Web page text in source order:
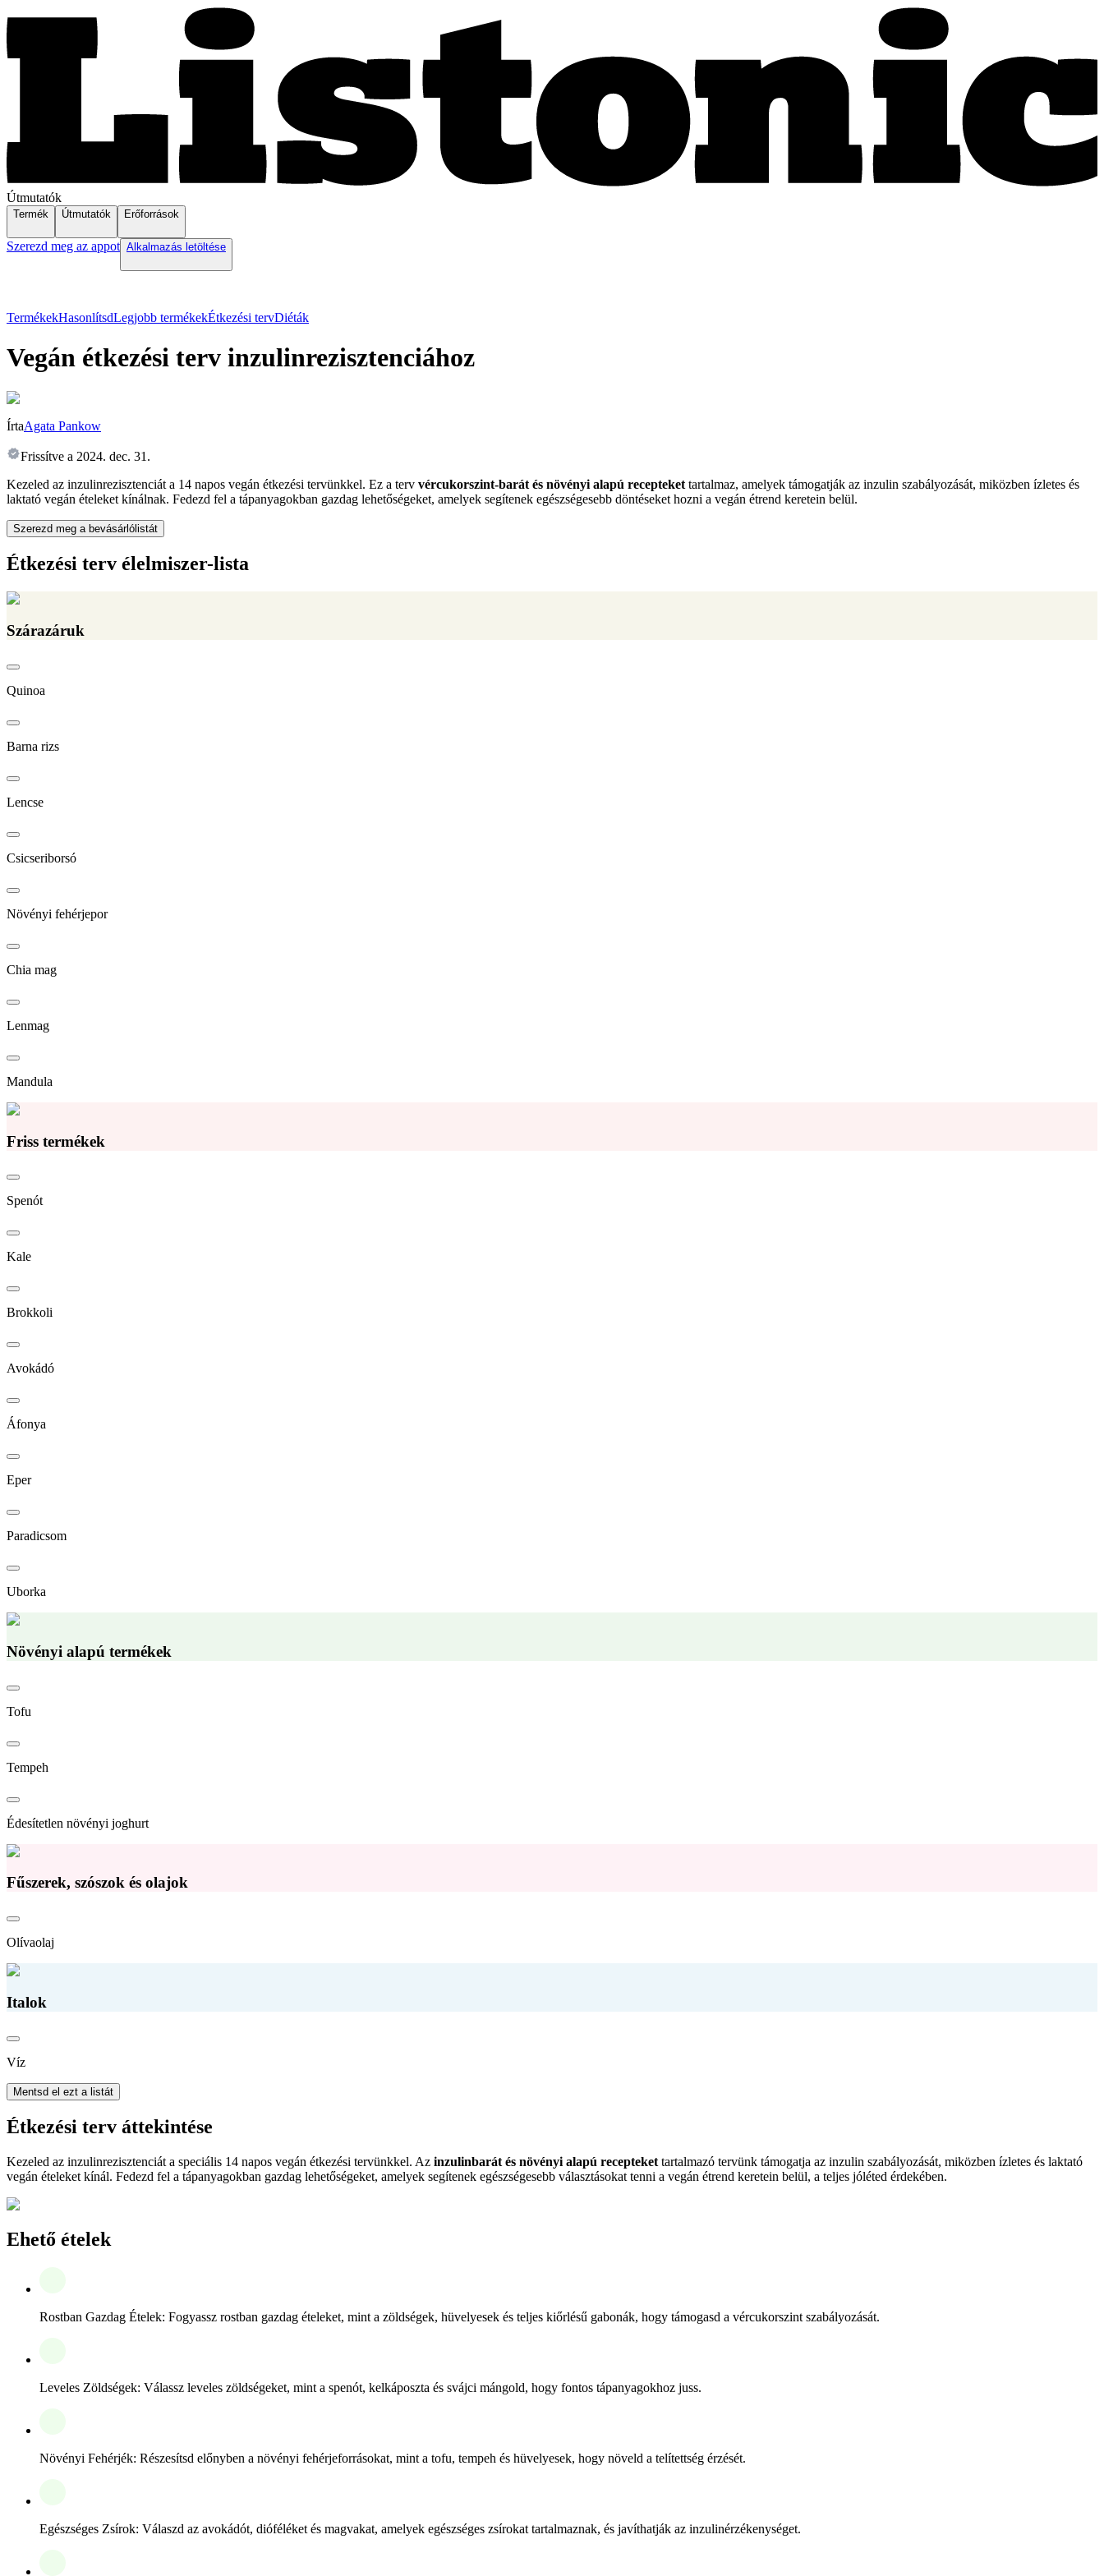
Útmutatók
Termék Útmutatók Erőforrások
Szerezd meg az appot Alkalmazás letöltése
TermékekHasonlítsdLegjobb termékekÉtkezési tervDiéták
Vegán étkezési terv inzulinrezisztenciához
ÍrtaAgata Pankow
Frissítve a 2024. dec. 31.
Kezeled az inzulinrezisztenciát a 14 napos vegán étkezési tervünkkel. Ez a terv vércukorszint-barát és növényi alapú recepteket tartalmaz, amelyek támogatják az inzulin szabályozását, miközben ízletes és
laktató vegán ételeket kínálnak. Fedezd fel a tápanyagokban gazdag lehetőségeket, amelyek segítenek egészségesebb döntéseket hozni a vegán étrend keretein belül.
Szerezd meg a bevásárlólistát
Étkezési terv élelmiszer-lista
Szárazáruk
Quinoa
Barna rizs
Lencse
Csicseriborsó
Növényi fehérjepor
Chia mag
Lenmag
Mandula
Friss termékek
Spenót
Kale
Brokkoli
Avokádó
Áfonya
Eper
Paradicsom
Uborka
Növényi alapú termékek
Tofu
Tempeh
Édesítetlen növényi joghurt
Fűszerek, szószok és olajok
Olívaolaj
Italok
Víz
Mentsd el ezt a listát
Étkezési terv áttekintése
Kezeled az inzulinrezisztenciát a speciális 14 napos vegán étkezési tervünkkel. Az inzulinbarát és növényi alapú recepteket tartalmazó tervünk támogatja az inzulin szabályozását, miközben ízletes és laktató
vegán ételeket kínál. Fedezd fel a tápanyagokban gazdag lehetőségeket, amelyek segítenek egészségesebb választásokat tenni a vegán étrend keretein belül, a teljes jóléted érdekében.
Ehető ételek
Rostban Gazdag Ételek: Fogyassz rostban gazdag ételeket, mint a zöldségek, hüvelyesek és teljes kiőrlésű gabonák, hogy támogasd a vércukorszint szabályozását.
Leveles Zöldségek: Válassz leveles zöldségeket, mint a spenót, kelkáposzta és svájci mángold, hogy fontos tápanyagokhoz juss.
Növényi Fehérjék: Részesítsd előnyben a növényi fehérjeforrásokat, mint a tofu, tempeh és hüvelyesek, hogy növeld a telítettség érzését.
Egészséges Zsírok: Válaszd az avokádót, dióféléket és magvakat, amelyek egészséges zsírokat tartalmaznak, és javíthatják az inzulinérzékenységet.